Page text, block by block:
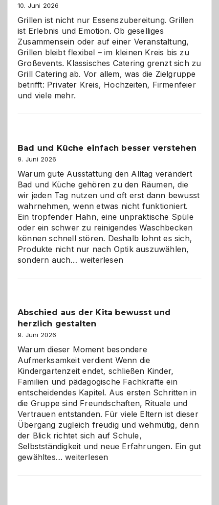
10. Juni 2026
Grillen ist nicht nur Essenszubereitung. Grillen
ist Erlebnis und Emotion. Ob geselliges
Zusammensein oder auf einer Veranstaltung,
Grillen bleibt flexibel – im kleinen Kreis bis zu
Großevents. Klassisches Catering grenzt sich zu
Grill Catering ab. Vor allem, was die Zielgruppe
betrifft: Privater Kreis, Hochzeiten, Firmenfeier
und viele mehr.
Bad und Küche einfach besser verstehen
9. Juni 2026
Warum gute Ausstattung den Alltag verändert
Bad und Küche gehören zu den Räumen, die
wir jeden Tag nutzen und oft erst dann bewusst
wahrnehmen, wenn etwas nicht funktioniert.
Ein tropfender Hahn, eine unpraktische Spüle
oder ein schwer zu reinigendes Waschbecken
können schnell stören. Deshalb lohnt es sich,
Produkte nicht nur nach Optik auszuwählen,
sondern auch… Bad
verstehen
weiterlesen
Abschied aus der Kita bewusst und
herzlich gestalten
9. Juni 2026
Warum dieser Moment besondere
Aufmerksamkeit verdient Wenn die
Kindergartenzeit endet, schließen Kinder,
Familien und pädagogische Fachkräfte ein
entscheidendes Kapitel. Aus ersten Schritten in
die Gruppe sind Freundschaften, Rituale und
Vertrauen entstanden. Für viele Eltern ist dieser
Übergang zugleich freudig und wehmütig, denn
der Blick richtet sich auf Schule,
Selbstständigkeit und neue Erfahrungen. Ein gut
gewähltes…Abschied
weiterlesen